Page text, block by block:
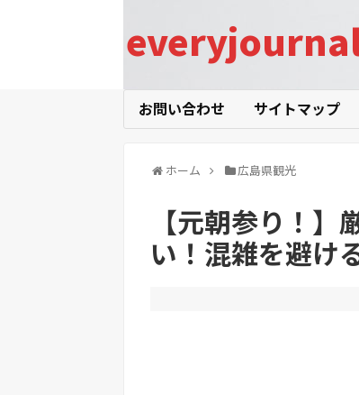
お問い合わせ サイトマップ
ホーム 広島県観光
【元朝参り！
い！混雑を避け